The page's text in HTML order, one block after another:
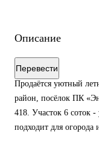
Описание
Перевести
Продаётся уютный
район, посёлок ПК
418. Участок 6 соток -
подходит для огорода